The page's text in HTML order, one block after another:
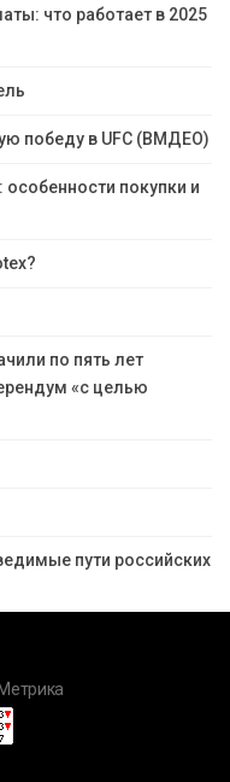
что работает в 2025
победу в UFC (ВМДЕО)
покупки и
по пять лет
«с целью
пути российских